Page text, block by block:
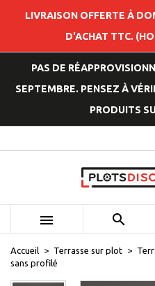
LIVRAISON OFFERTE À
D'ACHAT TTC.
PAS DE
SEPTEMBRE. PENSEZ À
PRODUITS
 
Accueil Terrasse sur plot
sans profilé